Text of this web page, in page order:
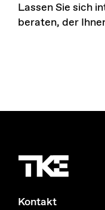
Lassen Sie sich
beraten, der
Kontakt